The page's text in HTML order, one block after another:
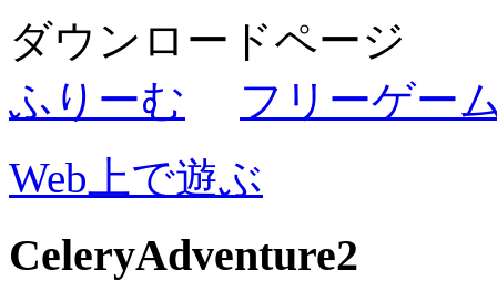
ダウンロードページ
ふりーむ
フリーゲー
Web上で遊ぶ
CeleryAdventure2